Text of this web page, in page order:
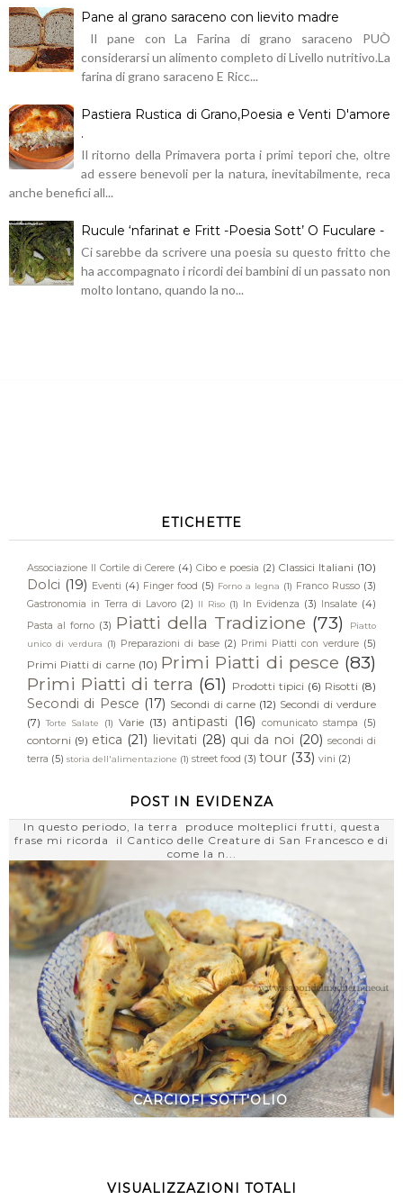
Pane al grano saraceno con lievito madre
Il pane con La Farina di grano saraceno PUÒ
considerarsi un alimento completo di Livello nutritivo.La
farina di grano saraceno E Ricc...
Pastiera Rustica di Grano,Poesia e Venti D'amore
.
Il ritorno della Primavera porta i primi tepori che, oltre
ad essere benevoli per la natura, inevitabilmente, reca
anche benefici all...
Rucule ‘nfarinat e Fritt -Poesia Sott’ O Fuculare -
Ci sarebbe da scrivere una poesia su questo fritto che
ha accompagnato i ricordi dei bambini di un passato non
molto lontano, quando la no...
ETICHETTE
Associazione Il Cortile di Cerere (4) Cibo e poesia (2) Classici Italiani (10)
Dolci (19) Eventi (4) Finger food (5) Forno a legna (1) Franco Russo (3)
Gastronomia in Terra di Lavoro (2) Il Riso (1) In Evidenza (3) Insalate (4)
Pasta al forno (3) Piatti della Tradizione (73)
Piatto
unico di verdura
(1) Preparazioni di base (2) Primi Piatti con verdure (5)
Primi Piatti di carne (10) Primi Piatti di pesce (83)
Primi Piatti di terra (61) Prodotti tipici (6) Risotti (8)
Secondi di Pesce (17) Secondi di carne (12) Secondi di verdure
(7)
Torte Salate (1) Varie (13) antipasti (16) comunicato stampa (5)
contorni (9) etica (21) lievitati (28) qui da noi (20) secondi di
terra (5) storia dell'alimentazione (1) street food (3) tour (33) vini (2)
POST IN EVIDENZA
CARCIOFI SOTT'OLIO
In questo periodo, la terra produce molteplici frutti, questa
frase mi ricorda il Cantico delle Creature di San Francesco e di
come la n...
VISUALIZZAZIONI TOTALI